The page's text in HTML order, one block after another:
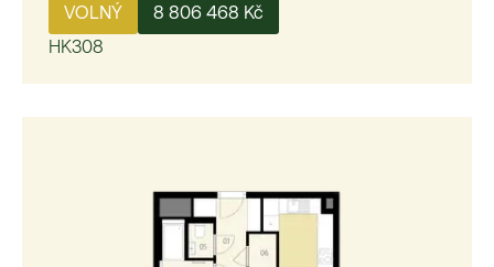
VOLNÝ
8 806 468 Kč
HK308